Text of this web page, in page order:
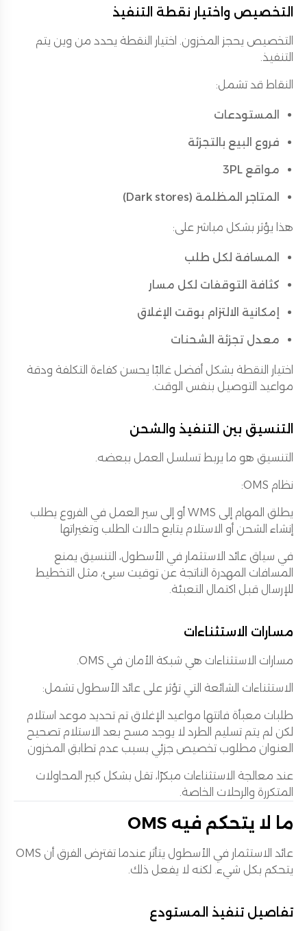
التخصيص واختيار نقطة التنفيذ
التخصيص يحجز المخزون. اختيار النقطة يحدد من وين يتم
التنفيذ.
النقاط قد تشمل:
المستودعات
فروع البيع بالتجزئة
مواقع 3PL
المتاجر المظلمة (Dark stores)
هذا يؤثر بشكل مباشر على:
المسافة لكل طلب
كثافة التوقفات لكل مسار
إمكانية الالتزام بوقت الإغلاق
معدل تجزئة الشحنات
اختيار النقطة بشكل أفضل غالبًا يحسن كفاءة التكلفة ودقة
مواعيد التوصيل بنفس الوقت.
التنسيق بين التنفيذ والشحن
التنسيق هو ما يربط تسلسل العمل ببعضه.
نظام OMS:
يطلق المهام إلى WMS أو إلى سير العمل في الفروع يطلب
إنشاء الشحن أو الاستلام يتابع حالات الطلب وتغيراتها
في سياق عائد الاستثمار في الأسطول، التنسيق يمنع
المسافات المهدرة الناتجة عن توقيت سيئ، مثل التخطيط
للإرسال قبل اكتمال التعبئة.
مسارات الاستثناءات
مسارات الاستثناءات هي شبكة الأمان في OMS.
الاستثناءات الشائعة التي تؤثر على عائد الأسطول تشمل:
طلبات معبأة فاتتها مواعيد الإغلاق تم تحديد موعد استلام
لكن لم يتم تسليم الطرد لا يوجد مسح بعد الاستلام تصحيح
العنوان مطلوب تخصيص جزئي بسبب عدم تطابق المخزون
عند معالجة الاستثناءات مبكرًا، تقل بشكل كبير المحاولات
المتكررة والرحلات الخاصة.
ما لا يتحكم فيه OMS
عائد الاستثمار في الأسطول يتأثر عندما تفترض الفرق أن OMS
يتحكم بكل شيء. لكنه لا يفعل ذلك.
تفاصيل تنفيذ المستودع